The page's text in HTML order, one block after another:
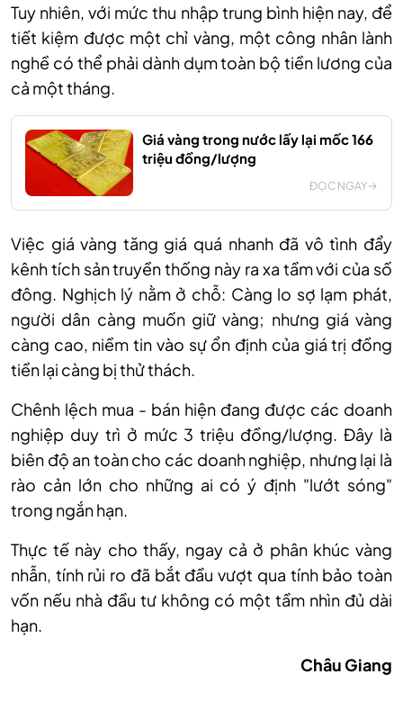
Tuy nhiên, với mức thu nhập trung bình hiện nay, để
tiết kiệm được một chỉ vàng, một công nhân lành
nghề có thể phải dành dụm toàn bộ tiền lương của
cả một tháng.
Giá vàng trong nước lấy lại mốc 166
triệu đồng/lượng
ĐỌC NGAY
Việc giá vàng tăng giá quá nhanh đã vô tình đẩy
kênh tích sản truyền thống này ra xa tầm với của số
đông. Nghịch lý nằm ở chỗ: Càng lo sợ lạm phát,
người dân càng muốn giữ vàng; nhưng giá vàng
càng cao, niềm tin vào sự ổn định của giá trị đồng
tiền lại càng bị thử thách.
Chênh lệch mua - bán hiện đang được các doanh
nghiệp duy trì ở mức 3 triệu đồng/lượng. Đây là
biên độ an toàn cho các doanh nghiệp, nhưng lại là
rào cản lớn cho những ai có ý định "lướt sóng"
trong ngắn hạn.
Thực tế này cho thấy, ngay cả ở phân khúc vàng
nhẫn, tính rủi ro đã bắt đầu vượt qua tính bảo toàn
vốn nếu nhà đầu tư không có một tầm nhìn đủ dài
hạn.
Châu Giang